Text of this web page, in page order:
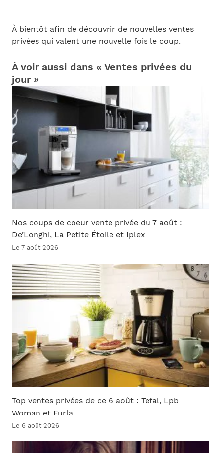
À bientôt afin de découvrir de nouvelles ventes
privées qui valent une nouvelle fois le coup.
À voir aussi dans « Ventes privées du
jour »
Nos coups de coeur vente privée du 7 août :
De’Longhi, La Petite Étoile et Iplex
Le 7 août 2026
Top ventes privées de ce 6 août : Tefal, Lpb
Woman et Furla
Le 6 août 2026